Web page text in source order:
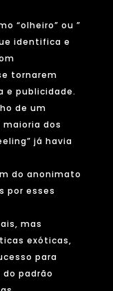
“olheiro” ou ”
identifica e
tornarem
e publicidade.
de um
maioria dos
já havia
do anonimato
por esses
mas
exóticas,
para
padrão